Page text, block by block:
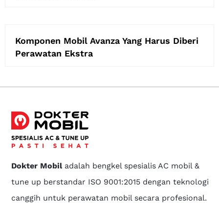
Komponen Mobil Avanza Yang Harus Diberi
Perawatan Ekstra
Dokter Mobiladalah bengkel spesialis AC mobil &
tune up berstandar ISO 9001:2015 dengan teknologi
canggih untuk perawatan mobil secara profesional.